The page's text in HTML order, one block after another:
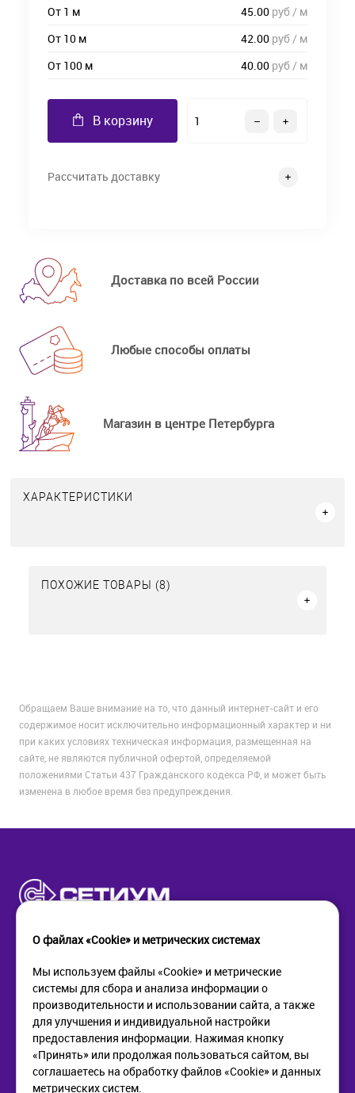
От 1 м 45.00 руб / м
От 10 м
42.00 руб / м
От 100 м
40.00 руб / м
В корзину
Рассчитать доставку
Доставка по всей России
Любые способы оплаты
Магазин в центре Петербурга
ХАРАКТЕРИСТИКИ
ПОХОЖИЕ ТОВАРЫ (8)
Обращаем Ваше внимание на то, что данный интернет-сайт и его
содержимое носит исключительно информационный характер и ни
при каких условиях техническая информация, размещенная на
сайте, не являются публичной офертой, определяемой
положениями Статьи 437 Гражданского кодекса РФ, и может быть
изменена в любое время без предупреждения.
КОМПАНИЯ
О компании
Новости
Контакты
ПОМОЩЬ
Как купить
Доставка
Возврат
О файлах «Cookie» и метрических системах
Мы используем файлы «Cookie» и метрические
системы для сбора и анализа информации о
производительности и использовании сайта, а также
для улучшения и индивидуальной настройки
предоставления информации. Нажимая кнопку
«Принять» или продолжая пользоваться сайтом, вы
соглашаетесь на обработку файлов «Cookie» и данных
метрических систем.